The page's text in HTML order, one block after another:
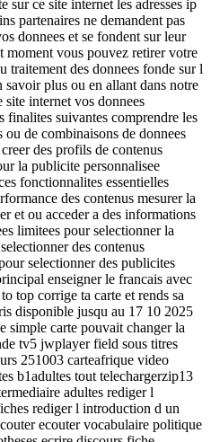
sur ce site internet les adresses ip
partenaires ne demandent pas
donnees et se fondent sur leur
moment vous pouvez retirer votre
traitement des donnees fonde sur l
plus ou en allant dans notre
internet vos donnees
finalites suivantes comprendre les
de combinaisons de donnees
des profils de contenus
la publicite personnalisee
fonctionnalites essentielles
des contenus mesurer la
et ou acceder a des informations
limitees pour selectionner la
des contenus
selectionner des publicites
enseigner le francais avec
top corrige ta carte et rends sa
disponible jusqu au 17 10 2025
simple carte pouvait changer la
tv5 jwplayer field sous titres
251003 carteafrique video
b1adultes tout telechargerzip13
adultes rediger l
rediger l introduction d un
ecouter vocabulaire politique